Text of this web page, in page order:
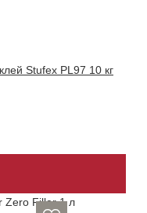
Stufex PL97 10 кг